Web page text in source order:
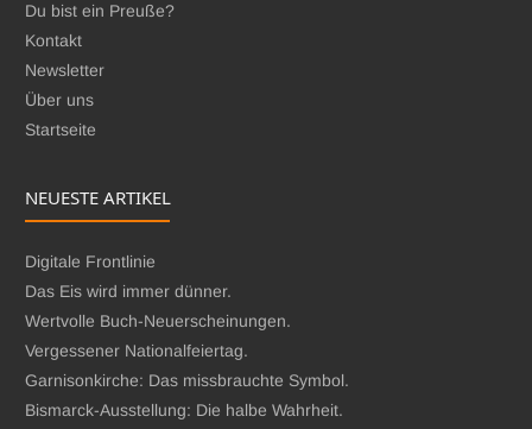
Du bist ein Preuße?
Kontakt
Newsletter
Über uns
Startseite
NEUESTE ARTIKEL
Digitale Frontlinie
Das Eis wird immer dünner.
Wertvolle Buch-Neuerscheinungen.
Vergessener Nationalfeiertag.
Garnisonkirche: Das missbrauchte Symbol.
Bismarck-Ausstellung: Die halbe Wahrheit.